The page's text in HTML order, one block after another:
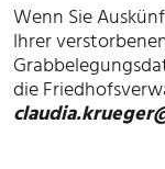
Wenn Sie
Ihrer
die